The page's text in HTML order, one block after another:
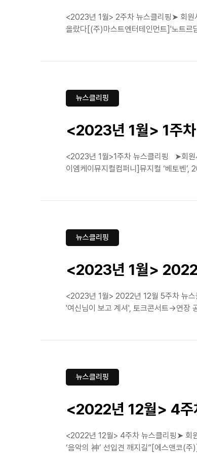
<2023년 1월> 2주차 뉴스클리핑➤ 회원
올랐다[(주)마스트엔터테인먼트]'노트르
뉴스클리핑
<2023년 1월> 1주차
<2023년 1월>1주차 뉴스클리핑 ➤회원
이엠케이뮤지컬컴퍼니]뮤지컬 ‘베토벤
뉴스클리핑
<2023년 1월> 2022
<2023년 1월> 2022년 12월 5주차 뉴
'여신님이 보고 계셔', 토크콘서트→연장
뉴스클리핑
<2022년 12월> 4주
<2022년 12월> 4주차 뉴스클리핑➤ 회
‘음악의 神’ 선입견 깨지길”[에스앤코(